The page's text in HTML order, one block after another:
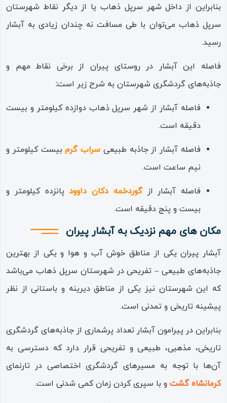
می‌گذارند و گردشگران در طول مسیر و با هدایت بوته‌های
تمشک، مهمان باغ‌های مردم روستا می‌شوند و از خون گرمی،
مهمان نوازی و گردشگر پذیری این اهالی جا می‌خورند!
مردم منطقه ریجاب و پیران و دیگر روستاهای اطراف، دعوت و
پذیرایی از مسافران، رهگذران و گردشگران را همچون آیینی
سنتی پاس می‌دارند و طبق آموزه‌های نیاکانی خود، قدم مهمان و
گردشگر را خوش‌ یُمن می‌دانند!
بنابراین یکی از جذابیت‌های ویژه در بازدید از آبشار و منطقه
ریجاب، میزبانی مردم بومی و برخورداری از غذاها، نان‌ها،
کلوچه‌های سنتی، میوه‌ها و محصولات باغی و بوستانی با کیفیت
و نیز بهره بردن از فرآورده‌های لبنی ارگانیک و بسیار با کیفیت
است.
خود آبشار پیران از آبشارهای دائمی و بسیار زاینده است که از
بلندایی بیش از بیست تا حدود سی متری فرود می‌آید و محیط
اطراف آبشار را به جایی همیشه سرسبز و بیشه‌ای انبوه تبدیل
کرده است.
از زیبایی‌های خاص بستر آبشار، قرار گرفتن سبزه زارها، گل‌ها و
انواع گیاهان و درختان میوه، در کنار صخره‌ها و تکه سنگ‌های
بزرگ و با اشکال متنوع است که یکی از تصاویر و قاب‌های مورد
پسند هنرمندان، عکاسان و فیلم سازان را پدیدار کرده است.
بنابراین از داخل شهر سرپل ذهاب یا از دیگر نقاط شهرستان
سرپل ذهاب می‌توان با طی مسافت نه چندان زیادی به آبشار
رسید.
فاصله این آبشار در روستای پیران از برخی نقاط مهم و
جاذبه‌های گردشگری شهرستان به شرح زیر است:
فاصله آبشار از شهر سرپل ذهاب دوازده کیلومتر و بیست
دقیقه است.
فاصله آبشار از جاذبه طبیعی سراب گرمبیست کیلومتر و
نیم ساعت است.
فاصله آبشار ازگوردخمه دکان داوودپانزده کیلومتر و
بیست‌ و پنج دقیقه است.
مکان های مهم نزدیک به آبشار پیران
آبشار پیران یکی از مناطق خوش آب و هوا و یکی از بهترین
جاذبه‌های طبیعی – تفریحی در شهرستان سرپل ذهاب می‌باشد
که این شهرستان نیز یکی از مناطق دیرینه و باستانی از نظر
پیشینه تاریخی و تمدنی است.
بنابراین در پیرامون آبشار تعداد پرشماری از جاذبه‌های گردشگری
تاریخی، مذهبی، طبیعی و تفریحی قرار دارد که دسترسی به
آن‌ها با توجه به مسیرهای گردشگری اختصاصی در تارنمای
کرمانشاه گشت و با سپری کردن زمان کمی شدنی است.